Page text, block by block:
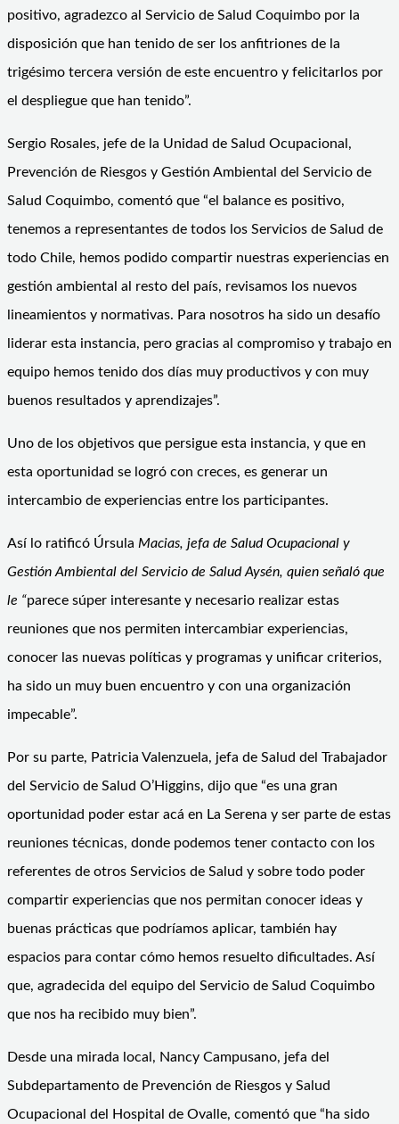
positivo, agradezco al Servicio de Salud Coquimbo por la
disposición que han tenido de ser los anfitriones de la
trigésimo tercera versión de este encuentro y felicitarlos por
el despliegue que han tenido”.
Sergio Rosales, jefe de la Unidad de Salud Ocupacional,
Prevención de Riesgos y Gestión Ambiental del Servicio de
Salud Coquimbo, comentó que “el balance es positivo,
tenemos a representantes de todos los Servicios de Salud de
todo Chile, hemos podido compartir nuestras experiencias en
gestión ambiental al resto del país, revisamos los nuevos
lineamientos y normativas. Para nosotros ha sido un desafío
liderar esta instancia, pero gracias al compromiso y trabajo en
equipo hemos tenido dos días muy productivos y con muy
buenos resultados y aprendizajes”.
Uno de los objetivos que persigue esta instancia, y que en
esta oportunidad se logró con creces, es generar un
intercambio de experiencias entre los participantes.
Así lo ratificó Úrsula Macias, jefa de Salud Ocupacional y
Gestión Ambiental del Servicio de Salud Aysén, quien señaló que
le “parece súper interesante y necesario realizar estas
reuniones que nos permiten intercambiar experiencias,
conocer las nuevas políticas y programas y unificar criterios,
ha sido un muy buen encuentro y con una organización
impecable”.
Por su parte, Patricia Valenzuela, jefa de Salud del Trabajador
del Servicio de Salud O’Higgins, dijo que “es una gran
oportunidad poder estar acá en La Serena y ser parte de estas
reuniones técnicas, donde podemos tener contacto con los
referentes de otros Servicios de Salud y sobre todo poder
compartir experiencias que nos permitan conocer ideas y
buenas prácticas que podríamos aplicar, también hay
espacios para contar cómo hemos resuelto dificultades. Así
que, agradecida del equipo del Servicio de Salud Coquimbo
que nos ha recibido muy bien”.
Desde una mirada local, Nancy Campusano, jefa del
Subdepartamento de Prevención de Riesgos y Salud
Ocupacional del Hospital de Ovalle, comentó que “ha sido